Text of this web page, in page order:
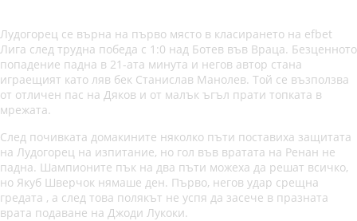
Лудогорец се върна на първо място в класирането на efbet
Лига след трудна победа с 1:0 над Ботев във Враца. Безценното
попадение падна в 21-ата минута и негов автор стана
играещият като ляв бек Станислав Манолев. Той се възползва
от отличен пас на Дяков и от малък ъгъл прати топката в
мрежата.
След почивката домакините няколко пъти поставиха защитата
на Лудогорец на изпитание, но гол във вратата на Ренан не
падна. Шампионите пък на два пъти можеха да решат всичко,
но Якуб Шверчок нямаше ден. Първо, негов удар срещна
гредата , а след това полякът не успя да засече в празната
врата подаване на Джоди Лукоки.